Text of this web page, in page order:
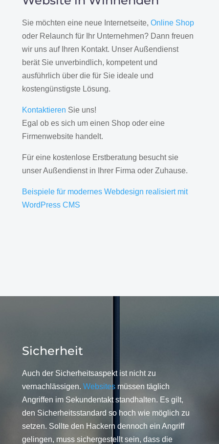
Sie möchten eine neue Internetseite, Online Shop
oder Relaunch für Ihr Unternehmen? Dann freuen
wir uns auf Ihren Kontakt. Unser Außendienst
berät Sie unverbindlich, kompetent und
ausführlich über die für Sie ideale und
kostengünstigste Lösung.
Kontaktieren Sie uns!
Egal ob es sich um einen Shop oder eine
Firmenwebsite handelt.
Für eine kostenlose Erstberatung besucht sie
unser Außendienst in Ihrer Firma oder Zuhause.
Beispiele für modernes Webdesign realisiert mit
WordPress CMS
Sicherheit
Auch der Sicherheitsaspekt ist nicht zu
vernachlässigen. Websitesmüssen täglich
Angriffen im Sekundentakt standhalten. Es gilt,
den Sicherheitsstandard so hoch wie möglich zu
setzen. Sollte den Hackern dennoch ein Angriff
gelingen, muss sichergestellt sein, dass die